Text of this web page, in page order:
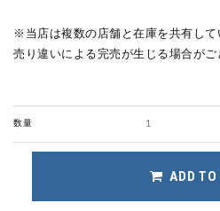
※当店は複数の店舗と在庫を共有して
売り違いによる完売が生じる場合がご
数量
ADD TO